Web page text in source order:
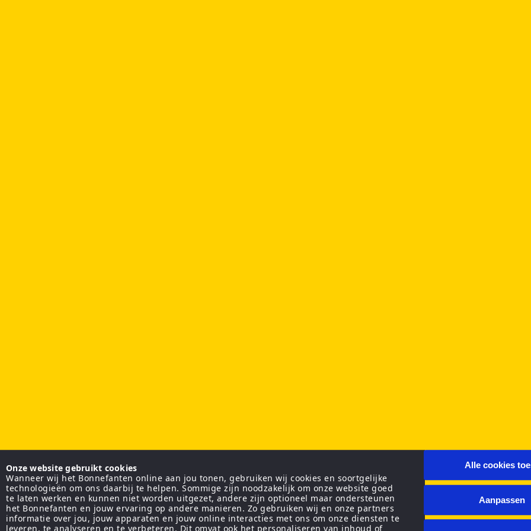
Onze website gebruikt cookies
Wanneer wij het Bonnefanten online aan jou tonen, gebruiken wij cookies en soortgelijke
technologieën om ons daarbij te helpen. Sommige zijn noodzakelijk om onze website goed
te laten werken en kunnen niet worden uitgezet, andere zijn optioneel maar ondersteunen
het Bonnefanten en jouw ervaring op andere manieren. Zo gebruiken wij en onze partners
informatie over jou, jouw apparaten en jouw online interacties met ons om onze diensten te
leveren, te analyseren en te verbeteren. Dit omvat ook het personaliseren van inhoud of
Alle cookies
Aanpassen